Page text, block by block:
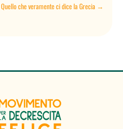
Quello che veramente ci dice la Grecia→